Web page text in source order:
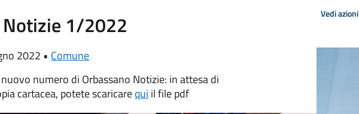
Notizie 1/2022
2022 • Comune
numero di Orbassano Notizie: in attesa di
cartacea, potete scaricarequi il file pdf
Vedi azioni